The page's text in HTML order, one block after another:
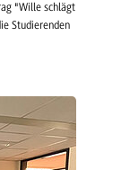
"Wille schlägt
Studierenden